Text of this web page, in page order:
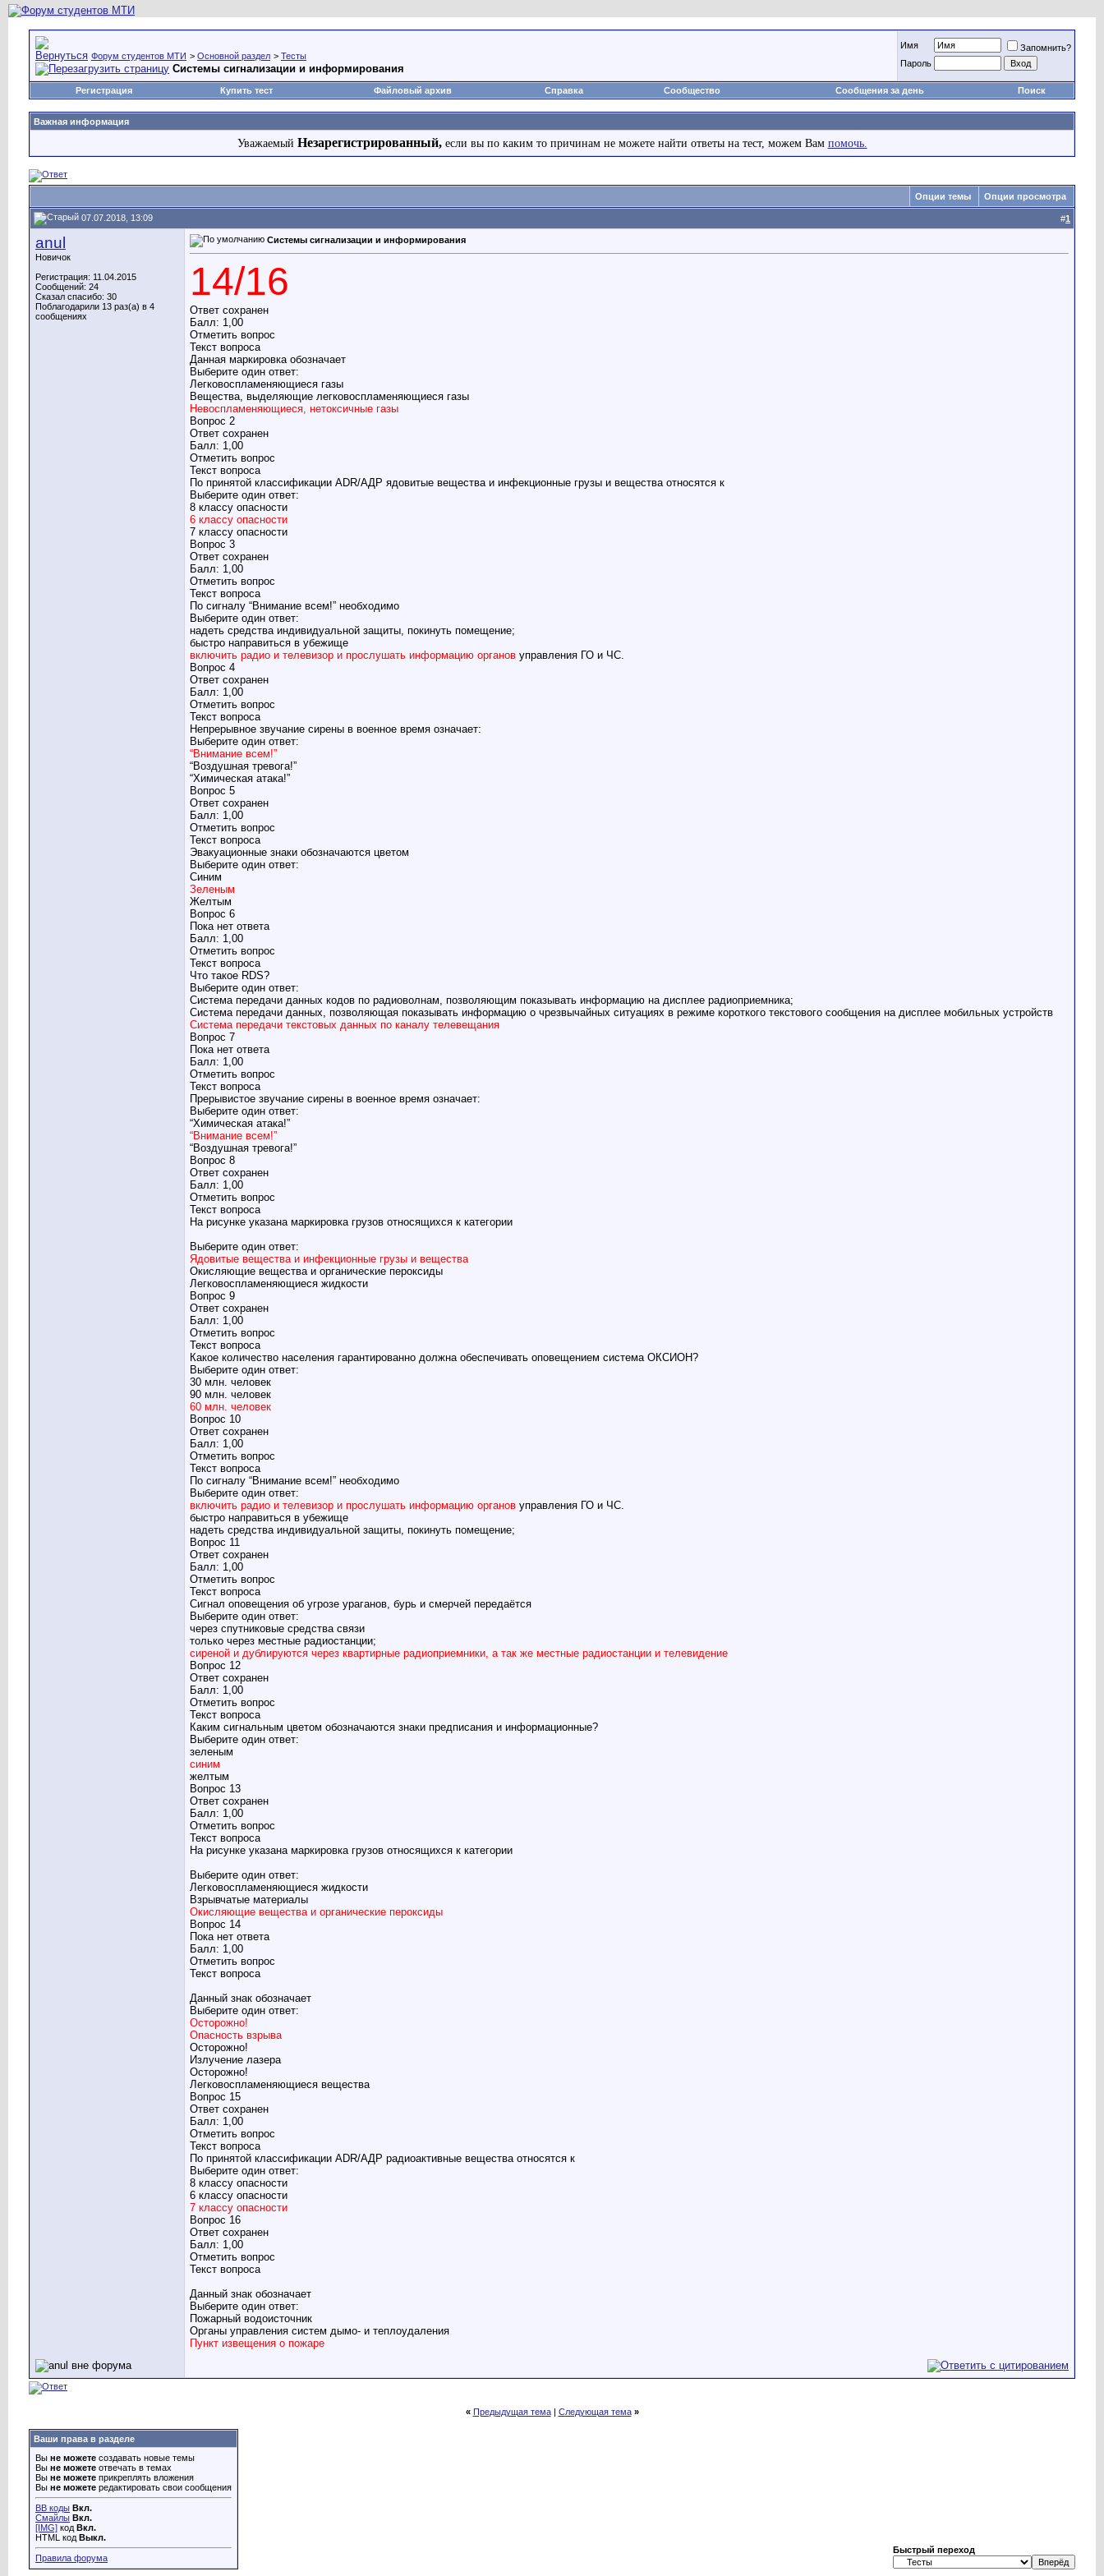
Форум студентов МТИ > Основной раздел > Тесты
Системы сигнализации и информирования
Имя
Запомнить?
Пароль
Регистрация Купить тест Файловый архив Справка Сообщество Сообщения за день Поиск
Важная информация
Уважаемый Незарегистрированный, если вы по каким то причинам не можете найти ответы на тест, можем Вам помочь.
Опции темы Опции просмотра
07.07.2018, 13:09 #1
anul
Новичок
Регистрация: 11.04.2015
Сообщений: 24
Сказал спасибо: 30
Поблагодарили 13 раз(а) в 4
сообщениях
Системы сигнализации и информирования
14/16
Ответ сохранен
Балл: 1,00
Отметить вопрос
Текст вопроса
Данная маркировка обозначает
Выберите один ответ:
Легковоспламеняющиеся газы
Вещества, выделяющие легковоспламеняющиеся газы
Невоспламеняющиеся, нетоксичные газы
Вопрос 2
Ответ сохранен
Балл: 1,00
Отметить вопрос
Текст вопроса
По принятой классификации ADR/АДР ядовитые вещества и инфекционные грузы и вещества относятся к
Выберите один ответ:
8 классу опасности
6 классу опасности
7 классу опасности
Вопрос 3
Ответ сохранен
Балл: 1,00
Отметить вопрос
Текст вопроса
По сигналу “Внимание всем!” необходимо
Выберите один ответ:
надеть средства индивидуальной защиты, покинуть помещение;
быстро направиться в убежище
включить радио и телевизор и прослушать информацию органов управления ГО и ЧС.
Вопрос 4
Ответ сохранен
Балл: 1,00
Отметить вопрос
Текст вопроса
Непрерывное звучание сирены в военное время означает:
Выберите один ответ:
“Внимание всем!”
“Воздушная тревога!”
“Химическая атака!”
Вопрос 5
Ответ сохранен
Балл: 1,00
Отметить вопрос
Текст вопроса
Эвакуационные знаки обозначаются цветом
Выберите один ответ:
Синим
Зеленым
Желтым
Вопрос 6
Пока нет ответа
Балл: 1,00
Отметить вопрос
Текст вопроса
Что такое RDS?
Выберите один ответ:
Система передачи данных кодов по радиоволнам, позволяющим показывать информацию на дисплее радиоприемника;
Система передачи данных, позволяющая показывать информацию о чрезвычайных ситуациях в режиме короткого текстового сообщения на дисплее мобильных устройств
Система передачи текстовых данных по каналу телевещания
Вопрос 7
Пока нет ответа
Балл: 1,00
Отметить вопрос
Текст вопроса
Прерывистое звучание сирены в военное время означает:
Выберите один ответ:
“Химическая атака!”
“Внимание всем!”
“Воздушная тревога!”
Вопрос 8
Ответ сохранен
Балл: 1,00
Отметить вопрос
Текст вопроса
На рисунке указана маркировка грузов относящихся к категории
Выберите один ответ:
Ядовитые вещества и инфекционные грузы и вещества
Окисляющие вещества и органические пероксиды
Легковоспламеняющиеся жидкости
Вопрос 9
Ответ сохранен
Балл: 1,00
Отметить вопрос
Текст вопроса
Какое количество населения гарантированно должна обеспечивать оповещением система ОКСИОН?
Выберите один ответ:
30 млн. человек
90 млн. человек
60 млн. человек
Вопрос 10
Ответ сохранен
Балл: 1,00
Отметить вопрос
Текст вопроса
По сигналу “Внимание всем!” необходимо
Выберите один ответ:
включить радио и телевизор и прослушать информацию органов управления ГО и ЧС.
быстро направиться в убежище
надеть средства индивидуальной защиты, покинуть помещение;
Вопрос 11
Ответ сохранен
Балл: 1,00
Отметить вопрос
Текст вопроса
Сигнал оповещения об угрозе ураганов, бурь и смерчей передаётся
Выберите один ответ:
через спутниковые средства связи
только через местные радиостанции;
сиреной и дублируются через квартирные радиоприемники, а так же местные радиостанции и телевидение
Вопрос 12
Ответ сохранен
Балл: 1,00
Отметить вопрос
Текст вопроса
Каким сигнальным цветом обозначаются знаки предписания и информационные?
Выберите один ответ:
зеленым
синим
желтым
Вопрос 13
Ответ сохранен
Балл: 1,00
Отметить вопрос
Текст вопроса
На рисунке указана маркировка грузов относящихся к категории
Выберите один ответ:
Легковоспламеняющиеся жидкости
Взрывчатые материалы
Окисляющие вещества и органические пероксиды
Вопрос 14
Пока нет ответа
Балл: 1,00
Отметить вопрос
Текст вопроса
Данный знак обозначает
Выберите один ответ:
Осторожно!
Опасность взрыва
Осторожно!
Излучение лазера
Осторожно!
Легковоспламеняющиеся вещества
Вопрос 15
Ответ сохранен
Балл: 1,00
Отметить вопрос
Текст вопроса
По принятой классификации ADR/АДР радиоактивные вещества относятся к
Выберите один ответ:
8 классу опасности
6 классу опасности
7 классу опасности
Вопрос 16
Ответ сохранен
Балл: 1,00
Отметить вопрос
Текст вопроса
Данный знак обозначает
Выберите один ответ:
Пожарный водоисточник
Органы управления систем дымо- и теплоудаления
Пункт извещения о пожаре
« Предыдущая тема| Следующая тема »
Ваши права в разделе
Вы не можете создавать новые темы
Вы не можете отвечать в темах
Вы не можете прикреплять вложения
Вы не можете редактировать свои сообщения
BB коды Вкл.
Смайлы Вкл.
[IMG] код Вкл.
HTML код Выкл.
Правила форума
Быстрый переход